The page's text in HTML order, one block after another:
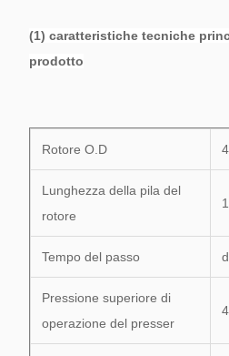
(1) caratteristiche tecniche
prodotto
Rotore O.D
Lunghezza della pila del
rotore
Tempo del passo
Pressione superiore di
operazione del presser